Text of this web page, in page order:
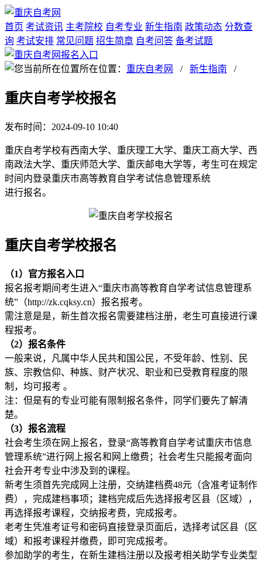
首页 考试资讯 主考院校 自考专业 新生指南 政策动态 分数查
询 考试安排 常见问题 招生简章 自考问答 备考试题
所在位置： 重庆自考网 / 新生指南 /
重庆自考学校报名
发布时间：2024-09-10 10:40
重庆自考学校有西南大学、重庆理工大学、重庆工商大学、西
南政法大学、重庆师范大学、重庆邮电大学等，考生可在规定
时间内登录重庆市高等教育自学考试信息管理系统
进行报名。
重庆自考学校报名
（1）官方报名入口
报名报考期间考生进入“重庆市高等教育自学考试信息管理系
统”（http://zk.cqksy.cn）报名报考。
需注意是是，新生首次报名需要建档注册，老生可直接进行课
程报考。
（2）报名条件
一般来说，凡属中华人民共和国公民，不受年龄、性别、民
族、宗教信仰、种族、财产状况、职业和已受教育程度的限
制，均可报考 。
注：但是有的专业可能有限制报名条件，同学们要先了解清
楚。
（3）报名流程
社会考生须在网上报名，登录“高等教育自学考试重庆市信息
管理系统”进行网上报名和网上缴费；社会考生只能报考面向
社会开考专业中涉及到的课程。
新考生须首先完成网上注册，交纳建档费48元（含准考证制作
费），完成建档事项；建档完成后先选择报考区县（区域），
再选择报考课程，交纳报考费，完成报考。
老考生凭准考证号和密码直接登录页面后，选择考试区县（区
域）和报考课程并缴费，即可完成报考。
参加助学的考生，在新生建档注册以及报考相关助学专业类型